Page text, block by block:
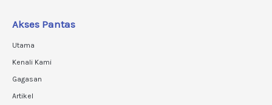
Akses Pantas
Utama
Kenali Kami
Gagasan
Artikel